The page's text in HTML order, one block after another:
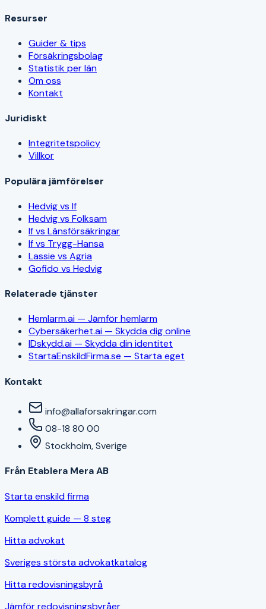
Resurser
Guider & tips
Försäkringsbolag
Statistik per län
Om oss
Kontakt
Juridiskt
Integritetspolicy
Villkor
Populära jämförelser
Hedvig vs If
Hedvig vs Folksam
If vs Länsförsäkringar
If vs Trygg-Hansa
Lassie vs Agria
Gofido vs Hedvig
Relaterade tjänster
Hemlarm.ai — Jämför hemlarm
Cybersäkerhet.ai — Skydda dig online
IDskydd.ai — Skydda din identitet
StartaEnskildFirma.se — Starta eget
Kontakt
info@allaforsakringar.com
08-18 80 00
Stockholm, Sverige
Från Etablera Mera AB
Starta enskild firma
Komplett guide — 8 steg
Hitta advokat
Sveriges största advokatkatalog
Hitta redovisningsbyrå
Jämför redovisningsbyråer